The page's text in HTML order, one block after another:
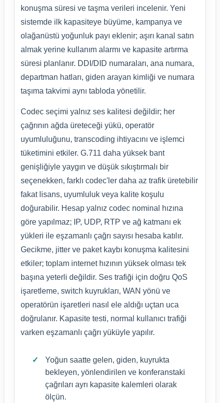
konuşma süresi ve taşma verileri incelenir. Yeni
sistemde ilk kapasiteye büyüme, kampanya ve
olağanüstü yoğunluk payı eklenir; aşırı kanal satın
almak yerine kullanım alarmı ve kapasite artırma
süresi planlanır. DDI/DID numaraları, ana numara,
departman hatları, giden arayan kimliği ve numara
taşıma takvimi aynı tabloda yönetilir.
Codec seçimi yalnız ses kalitesi değildir; her
çağrının ağda üreteceği yükü, operatör
uyumluluğunu, transcoding ihtiyacını ve işlemci
tüketimini etkiler. G.711 daha yüksek bant
genişliğiyle yaygın ve düşük sıkıştırmalı bir
seçenekken, farklı codec'ler daha az trafik üretebilir
fakat lisans, uyumluluk veya kalite koşulu
doğurabilir. Hesap yalnız codec nominal hızına
göre yapılmaz; IP, UDP, RTP ve ağ katmanı ek
yükleri ile eşzamanlı çağrı sayısı hesaba katılır.
Gecikme, jitter ve paket kaybı konuşma kalitesini
etkiler; toplam internet hızının yüksek olması tek
başına yeterli değildir. Ses trafiği için doğru QoS
işaretleme, switch kuyrukları, WAN yönü ve
operatörün işaretleri nasıl ele aldığı uçtan uca
doğrulanır. Kapasite testi, normal kullanıcı trafiği
varken eşzamanlı çağrı yüküyle yapılır.
Yoğun saatte gelen, giden, kuyrukta
bekleyen, yönlendirilen ve konferanstaki
çağrıları ayrı kapasite kalemleri olarak
ölçün.